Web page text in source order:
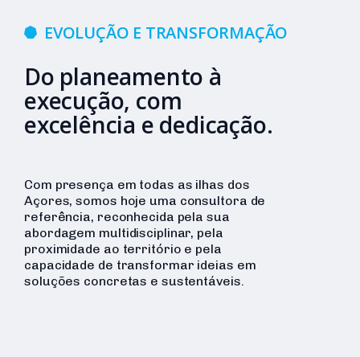
EVOLUÇÃO E TRANSFORMAÇÃO
Do planeamento à
execução, com
excelência e dedicação.
Com presença em todas as ilhas dos
Açores, somos hoje uma consultora de
referência, reconhecida pela sua
abordagem multidisciplinar, pela
proximidade ao território e pela
capacidade de transformar ideias em
soluções concretas e sustentáveis.